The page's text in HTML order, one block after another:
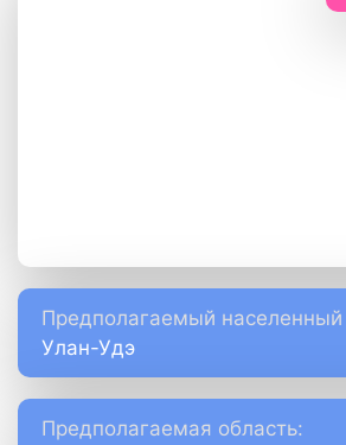
Предполагаемый населенный
Улан-Удэ
Предполагаемая область: